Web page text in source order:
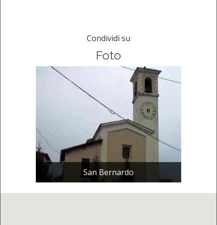
Condividi su
Foto
San Bernardo